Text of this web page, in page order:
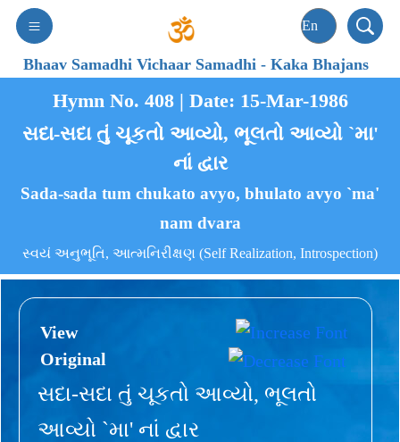
Bhaav Samadhi Vichaar Samadhi-Kaka Bhajans
Hymn No. 408 | Date: 15-Mar-1986
સદા-સદા તું ચૂકતો આવ્યો, ભૂલતો આવ્યો `મા'
નાં દ્વાર
Sada-sada tum chukato avyo, bhulato avyo `ma'
nam dvara
સ્વયં અનુભૂતિ, આત્મનિરીક્ષણ (Self Realization, Introspection)
View
Original
સદા-સદા તું ચૂકતો આવ્યો, ભૂલતો
આવ્યો `મા' નાં દ્વાર